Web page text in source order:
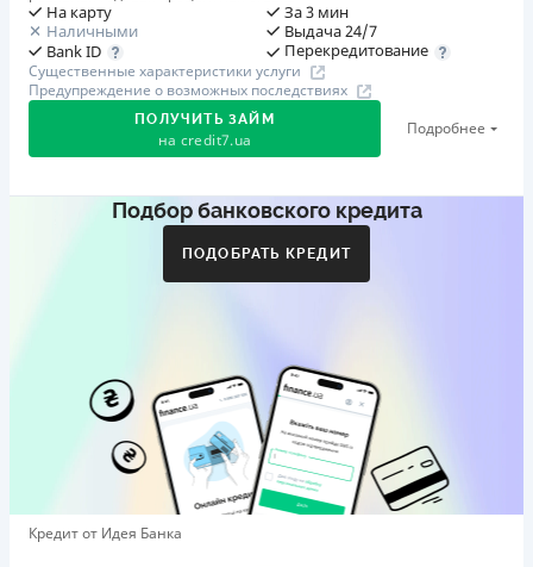
На карту
Наличными
Bank ID
За 3 мин
Выдача 24/7
Перекредитование
Существенные характеристики услуги
Предупреждение о возможных последствиях
ПОЛУЧИТЬ ЗАЙМ
на credit7.ua
Подробнее
Акция: «Кешбэк за друга»
друг регистрируется и получает первый кредит (от
Бронзовый призер FinAwards 2026 «Лучшая программа
лояльности»
Первый займ
от 0,01%/день до 30 000 ₴
Повторный займ
Подбор банковского кредита
ПОДОБРАТЬ КРЕДИТ
Кредит от Идея Банка